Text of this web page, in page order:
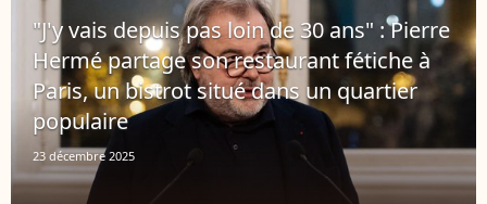
"J'y vais depuis pas loin de 30 ans" : Pierre
Hermé partage son restaurant fétiche à
Paris, un bistrot situé dans un quartier
populaire
23 décembre 2025